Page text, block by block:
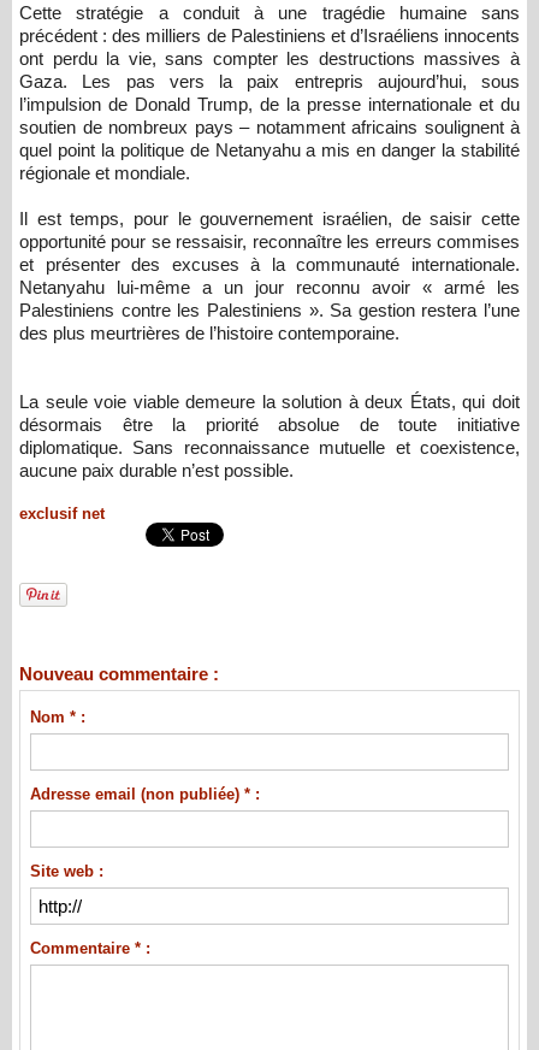
Cette stratégie a conduit à une tragédie humaine sans
précédent : des milliers de Palestiniens et d’Israéliens innocents
ont perdu la vie, sans compter les destructions massives à
Gaza. Les pas vers la paix entrepris aujourd’hui, sous
l’impulsion de Donald Trump, de la presse internationale et du
soutien de nombreux pays – notamment africains soulignent à
quel point la politique de Netanyahu a mis en danger la stabilité
régionale et mondiale.
Il est temps, pour le gouvernement israélien, de saisir cette
opportunité pour se ressaisir, reconnaître les erreurs commises
et présenter des excuses à la communauté internationale.
Netanyahu lui-même a un jour reconnu avoir « armé les
Palestiniens contre les Palestiniens ». Sa gestion restera l’une
des plus meurtrières de l’histoire contemporaine.
La seule voie viable demeure la solution à deux États, qui doit
désormais être la priorité absolue de toute initiative
diplomatique. Sans reconnaissance mutuelle et coexistence,
aucune paix durable n’est possible.
exclusif net
Nouveau commentaire :
Nom * :
Adresse email (non publiée) * :
Site web :
Commentaire * :